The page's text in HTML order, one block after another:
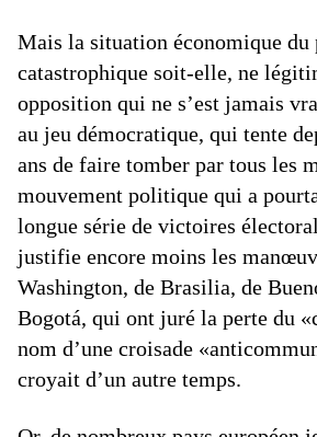
Mais la situation économique du
catastrophique soit-elle, ne
opposition qui ne s’est jamais
au jeu démocratique, qui tente
ans de faire tomber par tous les
mouvement politique qui a
longue série de victoires
justifie encore moins les
Washington, de Brasilia, de
Bogotá, qui ont juré la perte du
nom d’une croisade
croyait d’un autre temps.